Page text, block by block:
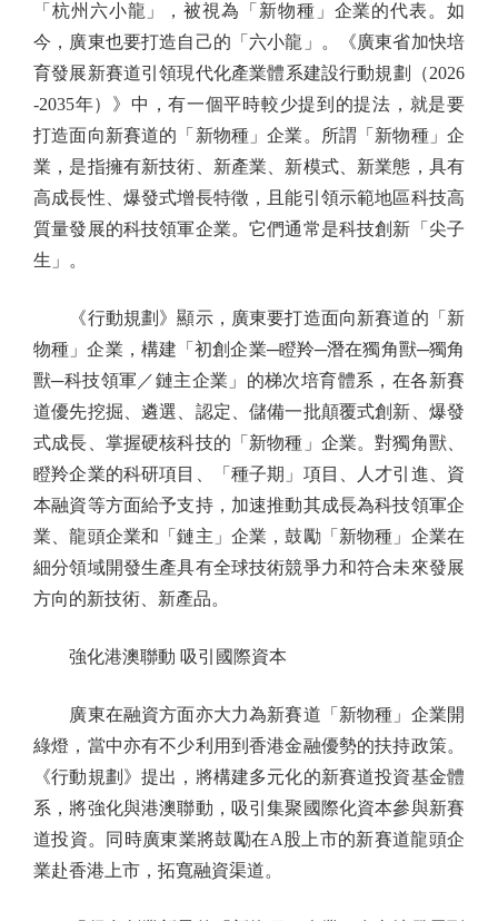
「杭州六小龍」，被視為「新物種」企業的代表。如
今，廣東也要打造自己的「六小龍」。《廣東省加快培
育發展新賽道引領現代化產業體系建設行動規劃（2026
-2035年）》中，有一個平時較少提到的提法，就是要
打造面向新賽道的「新物種」企業。所謂「新物種」企
業，是指擁有新技術、新產業、新模式、新業態，具有
高成長性、爆發式增長特徵，且能引領示範地區科技高
質量發展的科技領軍企業。它們通常是科技創新「尖子
生」。
《行動規劃》顯示，廣東要打造面向新賽道的「新
物種」企業，構建「初創企業─瞪羚─潛在獨角獸─獨角
獸─科技領軍／鏈主企業」的梯次培育體系，在各新賽
道優先挖掘、遴選、認定、儲備一批顛覆式創新、爆發
式成長、掌握硬核科技的「新物種」企業。對獨角獸、
瞪羚企業的科研項目、「種子期」項目、人才引進、資
本融資等方面給予支持，加速推動其成長為科技領軍企
業、龍頭企業和「鏈主」企業，鼓勵「新物種」企業在
細分領域開發生產具有全球技術競爭力和符合未來發展
方向的新技術、新產品。
強化港澳聯動 吸引國際資本
廣東在融資方面亦大力為新賽道「新物種」企業開
綠燈，當中亦有不少利用到香港金融優勢的扶持政策。
《行動規劃》提出，將構建多元化的新賽道投資基金體
系，將強化與港澳聯動，吸引集聚國際化資本參與新賽
道投資。同時廣東業將鼓勵在A股上市的新賽道龍頭企
業赴香港上市，拓寬融資渠道。